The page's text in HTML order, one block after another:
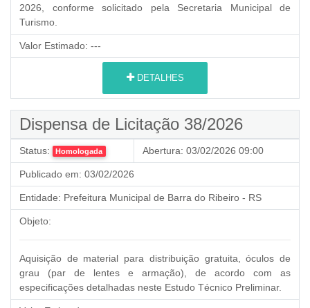
2026, conforme solicitado pela Secretaria Municipal de
Turismo.
Valor Estimado: ---
DETALHES
Dispensa de Licitação 38/2026
Status: Homologada Abertura: 03/02/2026 09:00
Publicado em: 03/02/2026
Entidade: Prefeitura Municipal de Barra do Ribeiro - RS
Objeto:
Aquisição de material para distribuição gratuita, óculos de
grau (par de lentes e armação), de acordo com as
especificações detalhadas neste Estudo Técnico Preliminar.